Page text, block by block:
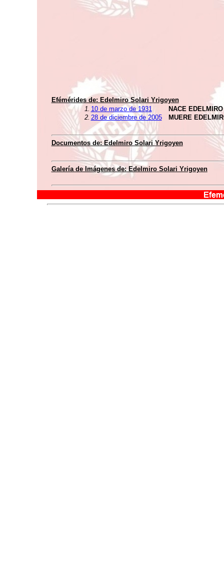
Efémérides de: Edelmiro Solari Yrigoyen
1. 10 de marzo de 1931
NACE
2. 28 de diciembre de 2005 MUERE
Documentos de:Edelmiro Solari Yrigoyen
Galería de Imágenes de:Edelmiro Solari Yrigoyen